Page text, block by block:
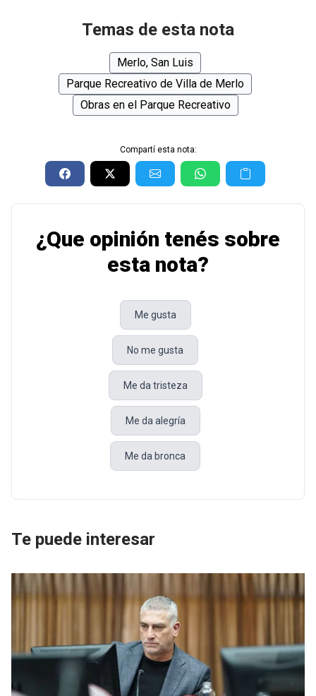
Temas de esta nota
Merlo, San Luis
Parque Recreativo de Villa de Merlo
Obras en el Parque Recreativo
Compartí esta nota:
¿Que opinión tenés sobre
esta nota?
Me gusta
No me gusta
Me da tristeza
Me da alegría
Me da bronca
Te puede interesar